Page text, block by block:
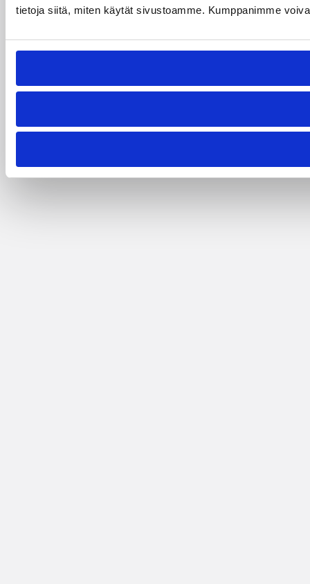
tietoja siitä, miten käytät sivustoamme. Kumppanimme